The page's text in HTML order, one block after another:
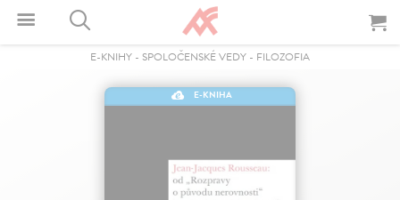
E-KNIHY - SPOLOČENSKÉ VEDY - FILOZOFIA
E-KNIHA